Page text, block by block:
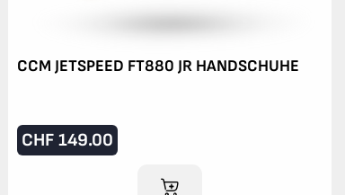
CCM JETSPEED FT880 JR HANDSCHUHE
CHF 149.00
IM WARENKORB